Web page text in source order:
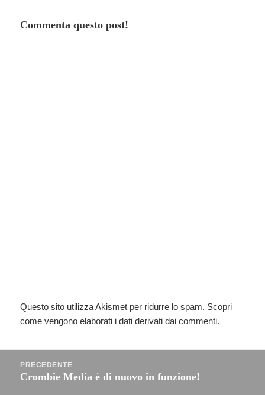
Commenta questo post!
Questo sito utilizza Akismet per ridurre lo spam. Scopri
come vengono elaborati i dati derivati dai commenti.
articoliPRECEDENTE
Articolo
Crombie Media è di nuovo in funzione!